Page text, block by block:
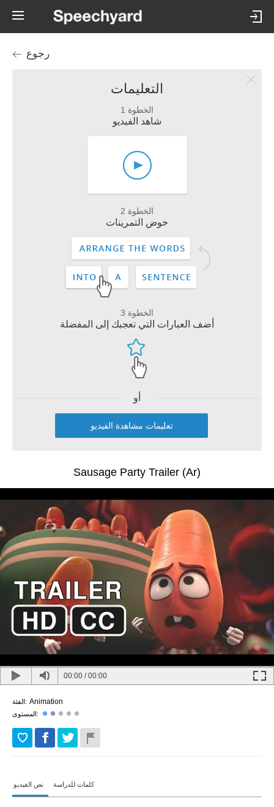
رجوع
التعليمات
الخطوة 1
شاهد الفيديو
الخطوة 2
خوض التمرينات
الخطوة 3
أضف العبارات التي تعجبك إلى المفضلة
أو
تعليمات مشاهدة الفيديو
Sausage Party Trailer (Ar)
00:00 /00:00
الفئة: Animation
المستوى:
نص الفيديو كلمات للدراسة